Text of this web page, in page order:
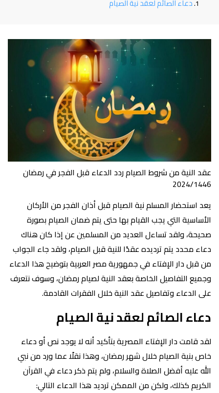
دعاء الصائم لعقد نية الصيام
عقد النية من شروط الصيام ردد الدعاء قبل الفجر في رمضان
2024/1446
يعد استحضار المسلم نية الصيام قبل أذان الفجر من الأركان
الأساسية التي يجب القيام بها حتى يتم ضمان الصيام بصورة
صحيحة، ولقد تساءل العديد من المسلمين عن إذا كان هناك
دعاء محدد يتم ترديده عقدًا للنية قبل الصيام، ولقد جاء الجواب
من قبل دار الإفتاء في جمهورية مصر العربية بتوضيح هذا الدعاء
وجميع التفاصيل الخاصة بعقد النية لصيام رمضان، وسوف نتعرف
على الدعاء وتفاصيل عقد النية خلال الفقرات القادمة.
دعاء الصائم لعقد نية الصيام
لقد قامت دار الإفتاء المصرية بتأكيد أنه لا يوجد نص أو دعاء
خاص بنية الصيام خلال شهر رمضان، وهذا نقلًا عما ورد من نبي
الله عليه أفضل الصلاة والسلام، ولم يتم ذكر دعاء في القرآن
الكريم كذلك، ولكن من الممكن ترديد هذا الدعاء التالي: